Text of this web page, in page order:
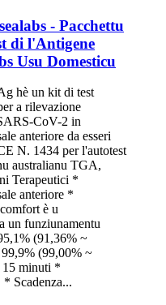
- Pacchettu
di l'Antigene
Usu Domesticu
hè un kit di test
a rilevazione
CoV-2 in
anteriore da esseri
N. 1434 per l'autotest
australianu TGA,
Terapeutici *
anteriore *
è u
un funziunamentu
(91,36% ~
(99,00% ~
15 minuti *
Scadenza...